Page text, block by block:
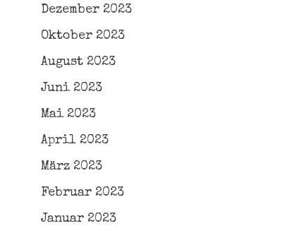
Dezember 2023
Oktober 2023
August 2023
Juni 2023
Mai 2023
April 2023
März 2023
Februar 2023
Januar 2023